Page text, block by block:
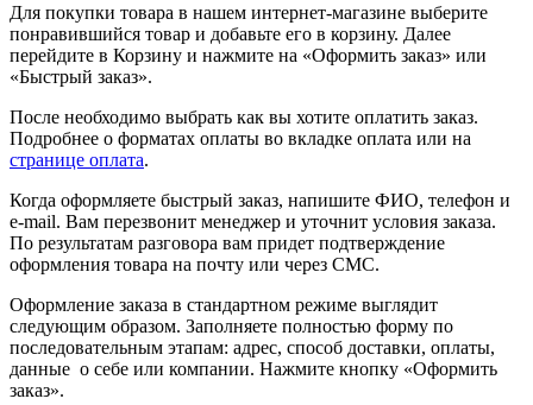
Для покупки товара в нашем интернет-магазине выберите
понравившийся товар и добавьте его в корзину. Далее
перейдите в Корзину и нажмите на «Оформить заказ» или
«Быстрый заказ».
После необходимо выбрать как вы хотите оплатить заказ.
Подробнее о форматах оплаты во вкладке оплата или на
странице оплата.
Когда оформляете быстрый заказ, напишите ФИО, телефон и
e-mail. Вам перезвонит менеджер и уточнит условия заказа.
По результатам разговора вам придет подтверждение
оформления товара на почту или через СМС.
Оформление заказа в стандартном режиме выглядит
следующим образом. Заполняете полностью форму по
последовательным этапам: адрес, способ доставки, оплаты,
данные о себе или компании. Нажмите кнопку «Оформить
заказ».